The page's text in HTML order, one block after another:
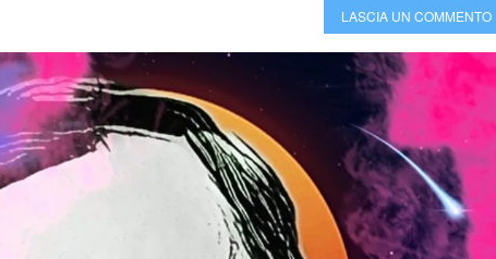
LASCIA UN COMMENTO